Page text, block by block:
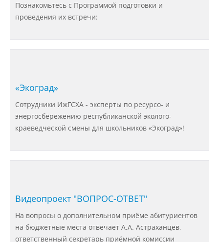
Образовательные стандарты и
Педагогический состав
Материально-техническое
Стипендии и меры поддержки
обучающихся
Познакомьтесь с Программой подготовки и
проведения их встречи:
«Экоград»
Сотрудники ИжГСХА - эксперты по ресурсо- и
энергосбережению республиканской эколого-
краеведческой смены для школьников «Экоград»!
Видеопроект "ВОПРОС-ОТВЕТ"
На вопросы о дополнительном приёме абитуриентов
на бюджетные места отвечает А.А. Астраханцев,
ответственный секретарь приёмной комиссии